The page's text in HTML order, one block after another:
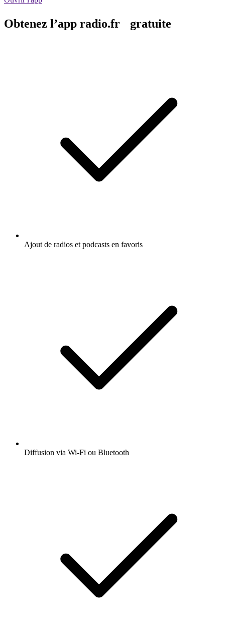
Obtenez l’app radio.fr gratuite
Ajout de radios et podcasts en favoris
Diffusion via Wi-Fi ou Bluetooth